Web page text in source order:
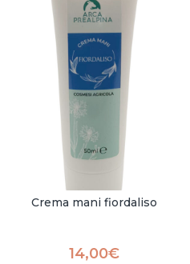
Crema mani fiordaliso
14,00€